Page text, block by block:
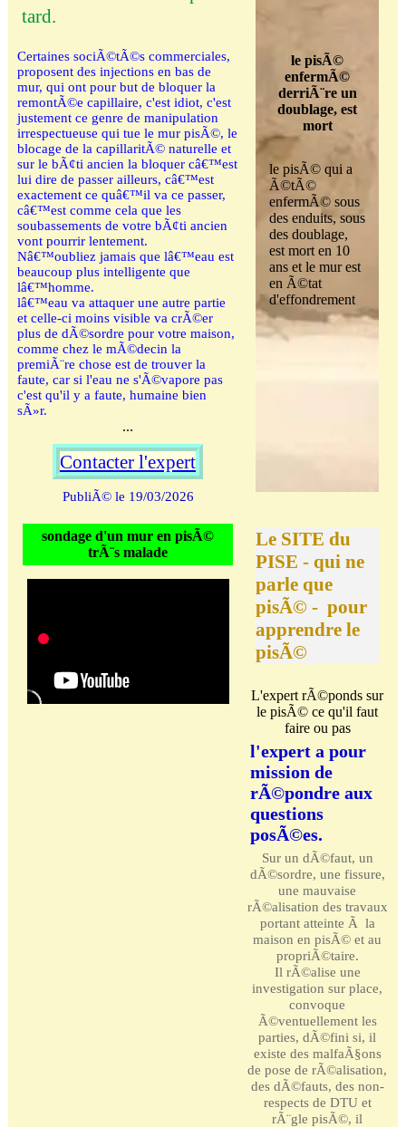
le pisÃ©
enfermÃ©
derriÃ¨re un
doublage, est
mort
le pisÃ© qui a
Ã©tÃ©
enfermÃ© sous
des enduits, sous
des doublage,
est mort en 10
ans et le mur est
en Ã©tat
d'effondrement
Le SITE du
PISE - qui ne
parle que
pisÃ© -  pour
apprendre le
pisÃ©
L'expert rÃ©ponds sur
le pisÃ© ce qu'il faut
faire ou pas
l'expert a pour
mission de
rÃ©pondre aux
questions
posÃ©es.
Sur un dÃ©faut, un
dÃ©sordre, une fissure,
une mauvaise
rÃ©alisation des travaux
portant atteinte Ã la
maison en pisÃ© et au
propriÃ©taire.
Il rÃ©alise une
investigation sur place,
convoque
Ã©ventuellement les
parties, dÃ©fini si, il
existe des malfaÃ§ons
de pose de rÃ©alisation,
des dÃ©fauts, des non-
respects de DTU et
rÃ¨gle pisÃ©, il
tard.
Certaines sociÃ©tÃ©s commerciales,
proposent des injections en bas de
mur, qui ont pour but de bloquer la
remontÃ©e capillaire, c'est idiot, c'est
justement ce genre de manipulation
irrespectueuse qui tue le mur pisÃ©, le
blocage de la capillaritÃ© naturelle et
sur le bÃ¢ti ancien la bloquer câ€™est
lui dire de passer ailleurs, câ€™est
exactement ce quâ€™il va ce passer,
câ€™est comme cela que les
soubassements de votre bÃ¢ti ancien
vont pourrir lentement.
Nâ€™oubliez jamais que lâ€™eau est
beaucoup plus intelligente que
lâ€™homme.
lâ€™eau va attaquer une autre partie
et celle-ci moins visible va crÃ©er
plus de dÃ©sordre pour votre maison,
comme chez le mÃ©decin la
premiÃ¨re chose est de trouver la
faute, car si l'eau ne s'Ã©vapore pas
c'est qu'il y a faute, humaine bien
sÃ»r.
...
Contacter l'expert
PubliÃ© le 19/03/2026
sondage d'un mur en pisÃ©
trÃ¨s malade